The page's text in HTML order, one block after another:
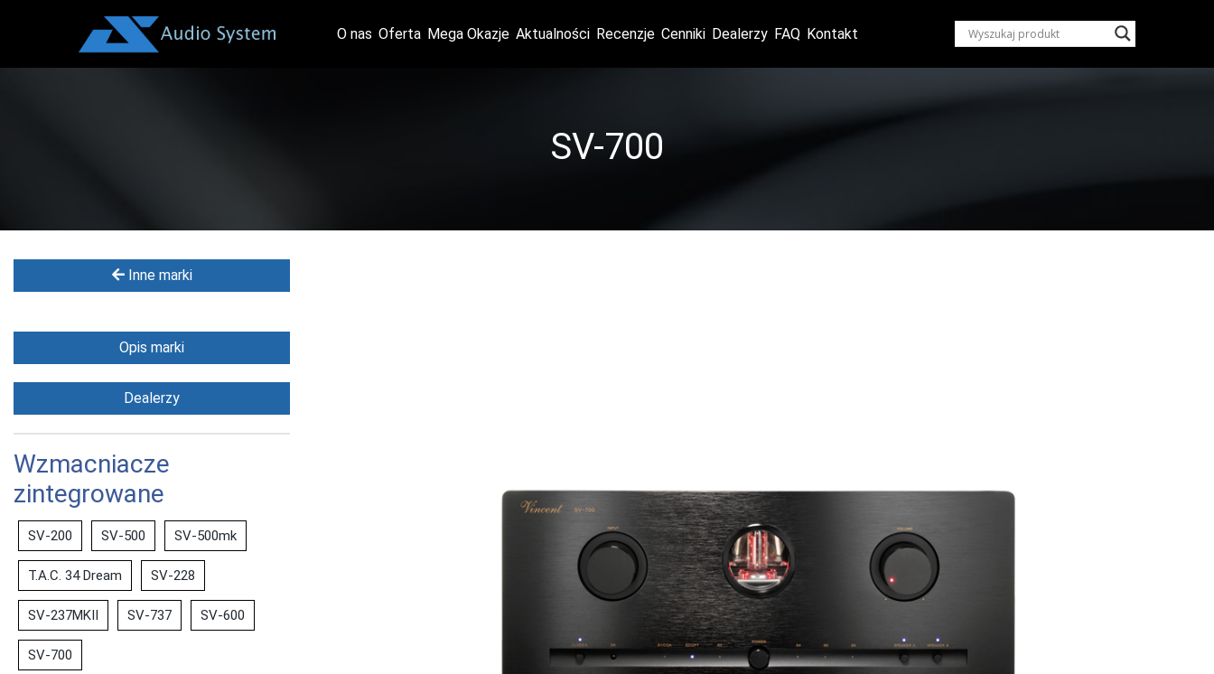
O nas Oferta Mega Okazje Aktualności Recenzje Cenniki Dealerzy FAQ Kontakt
SV-700
Inne marki
Opis marki
Dealerzy
Wzmacniacze
zintegrowane
SV-200 SV-500 SV-500mk
T.A.C. 34 Dream SV-228
SV-237MKII SV-737 SV-600
SV-700